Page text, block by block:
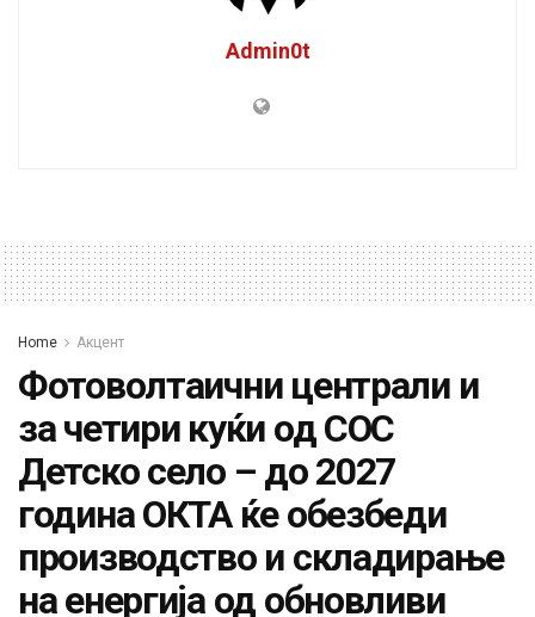
Admin0t
Home Акцент
Фотоволтаични централи и
за четири куќи од СОС
Детско село – до 2027
година ОКТА ќе обезбеди
производство и складирање
на енергија од обновливи